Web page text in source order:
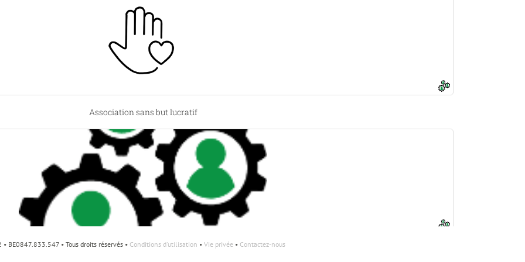
Association sans but lucratif
Fondation
BE0847.833.547 • Tous droits réservés • Conditions d'utilisation • Vie privée• Contactez-nous